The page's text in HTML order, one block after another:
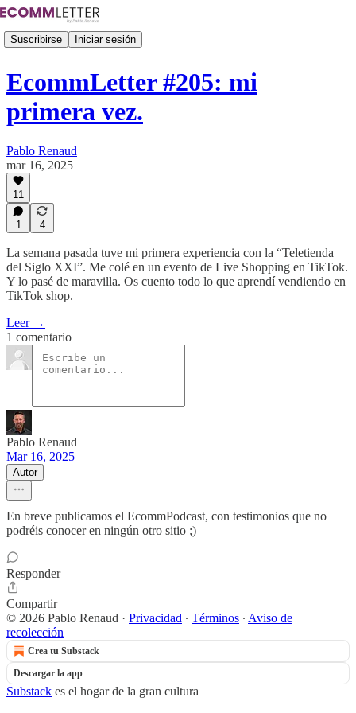
Suscribirse Iniciar sesión
EcommLetter #205: mi
primera vez.
Pablo Renaud
mar 16, 2025
11
1 4
La semana pasada tuve mi primera experiencia con la “Teletienda
del Siglo XXI”. Me colé en un evento de Live Shopping en TikTok.
Y lo pasé de maravilla. Os cuento todo lo que aprendí vendiendo en
TikTok shop.
Leer →
1 comentario
Pablo Renaud
Mar 16, 2025
Autor
En breve publicamos el EcommPodcast, con testimonios que no
podréis conocer en ningún otro sitio ;)
Responder
Compartir
© 2026 Pablo Renaud · Privacidad ∙ Términos ∙ Aviso de
recolección
Crea tu Substack
Descargar la app
Substack es el hogar de la gran cultura